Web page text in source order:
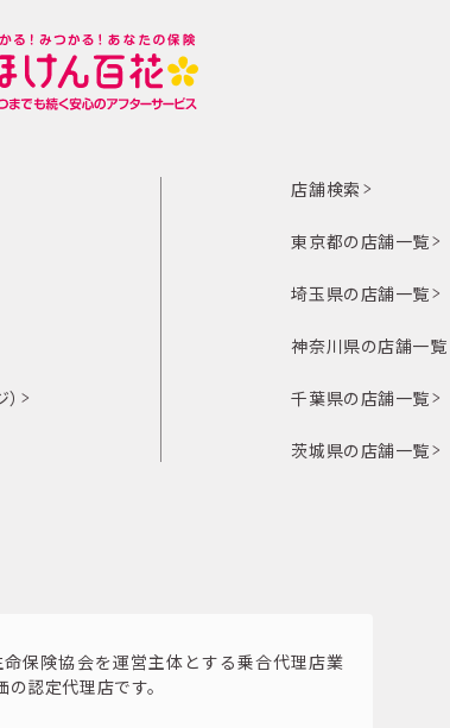
店舗検索
東京都の店舗一覧
埼玉県の店舗一覧
神奈川県の店舗一覧
千葉県の店舗一覧
茨城県の店舗一覧
命保険協会を運営主体とする乗合代理店業
の認定代理店です。